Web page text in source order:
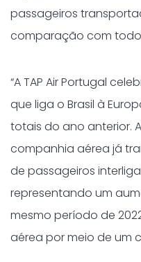
passageiros
comparação com
“A TAP Air Portugal
que liga o Brasil à
totais do ano anterior.
companhia aérea já
de passageiros
representando um
mesmo período de
aérea por meio de um